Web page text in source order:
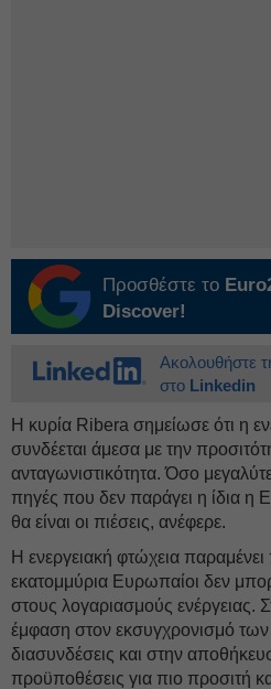
Προσθέστε το
Discover!
Ακολουθήστε
στο Linkedin
Η κυρία Ribera σημείωσε ότι η
συνδέεται άμεσα με την
ανταγωνιστικότητα. Όσο
πηγές που δεν παράγει η ίδια η
θα είναι οι πιέσεις, ανέφερε.
Η ενεργειακή φτώχεια
εκατομμύρια Ευρωπαίοι δεν
στους λογαριασμούς ενέργειας.
έμφαση στον εκσυγχρονισμό
διασυνδέσεις και στην
προϋποθέσεις για πιο προσιτή